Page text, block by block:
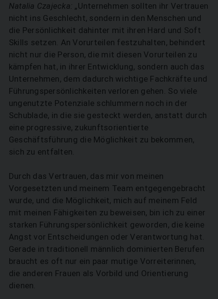
Natalia Czajecka: „Unternehmen sollten ihr Vertrauen
nicht ins Geschlecht, sondern in den Menschen und
die Persönlichkeit dahinter mit ihren Hard und Soft
Skills setzen. An Vorurteilen festzuhalten, behindert
nicht nur die Person, die mit diesen Vorurteilen zu
kämpfen hat, in ihrer Entwicklung, sondern auch das
Unternehmen, dem dadurch wichtige Fachkräfte und
Führungspersönlichkeiten verloren gehen. So viele
ungenutzte Potenziale schlummern noch in der
Schublade, in die sie gesteckt werden, anstatt durch
eine progressive, zukunftsorientierte
Geschäftsführung die Möglichkeit zu bekommen,
sich zu entfalten.
Durch das Vertrauen, das mir von meinen
Vorgesetzten und meinem Team entgegengebracht
wurde, und die Möglichkeit, mich auf meinem Feld
mit meinen Fähigkeiten zu beweisen, bin ich zu einer
starken Führungspersönlichkeit geworden, die keine
Angst vor Entscheidungen oder Verantwortung hat.
Gerade in traditionell männlich dominierten Berufen
braucht es oft nur ein paar mutige Vorreiterinnen,
die anderen Frauen als Vorbild und Orientierung
dienen.